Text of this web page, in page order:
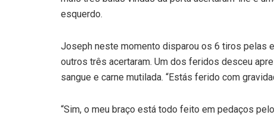
esquerdo.
Joseph neste momento disparou os 6 tiros pelas
outros três acertaram. Um dos feridos desceu
sangue e carne mutilada. “Estás ferido com
“Sim, o meu braço está todo feito em pedaços